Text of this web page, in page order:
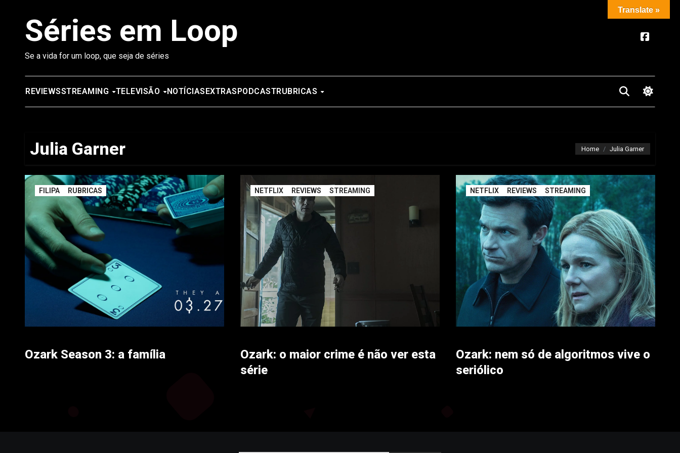
Séries em Loop
Se a vida for um loop, que seja de séries
REVIEWSSTREAMING TELEVISÃO NOTÍCIASEXTRASPODCASTRUBRICAS
Julia Garner Home Julia Garner
FILIPA RUBRICAS
Ozark Season 3: a família
NETFLIX REVIEWS STREAMING
Ozark: o maior crime é não ver esta
série
NETFLIX REVIEWS STREAMING
Ozark: nem só de algoritmos vive o
seriólico
Translate »